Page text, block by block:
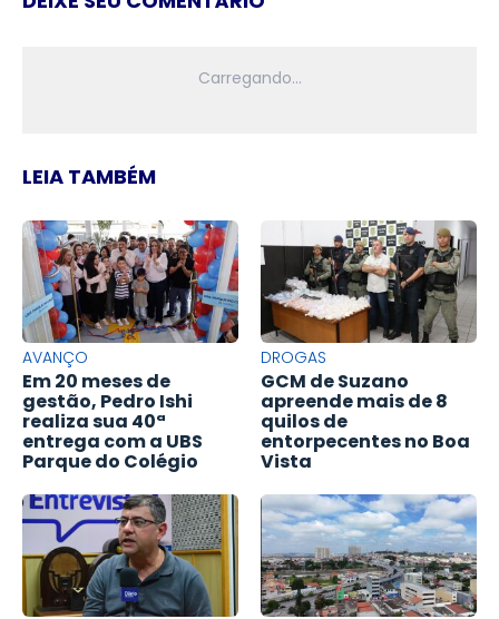
LEIA TAMBÉM
AVANÇO
Em 20 meses de
gestão, Pedro Ishi
realiza sua 40ª
entrega com a UBS
Parque do Colégio
DROGAS
GCM de Suzano
apreende mais de 8
quilos de
entorpecentes no Boa
Vista